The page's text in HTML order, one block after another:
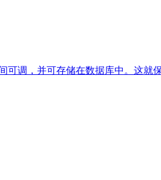
调，并可存储在数据库中。这就